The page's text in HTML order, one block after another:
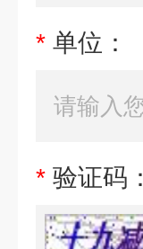
* 单位：
* 验证码：